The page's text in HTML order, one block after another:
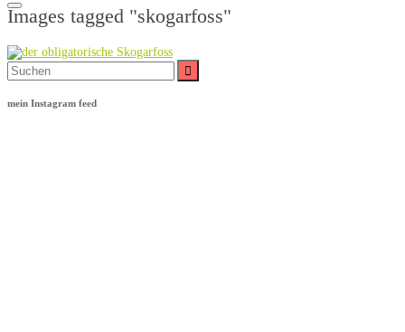
Images tagged "skogarfoss"
Suche
mein Instagram feed